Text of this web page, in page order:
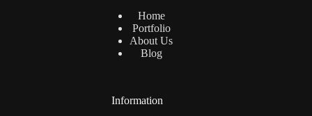
Home
Portfolio
About Us
Blog
Information